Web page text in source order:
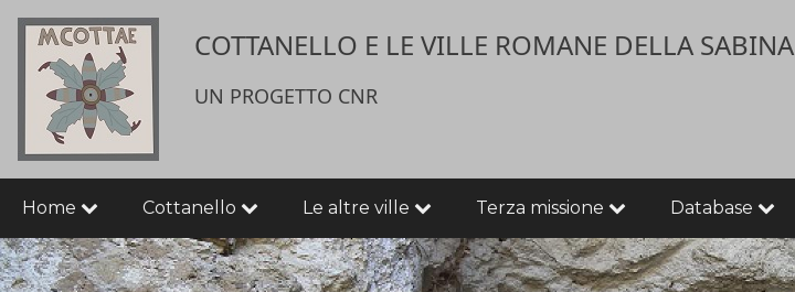
Salta
contenuto
principale
User
account
menu
COTTANELLO E LE VILLE ROMANE DELLA SABINA
UN PROGETTO CNR
Main
navigation
Home Cottanello Le altre ville Terza missione Database